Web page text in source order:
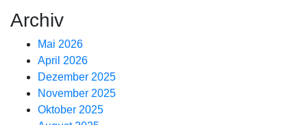
Archiv
Mai 2026
April 2026
Dezember 2025
November 2025
Oktober 2025